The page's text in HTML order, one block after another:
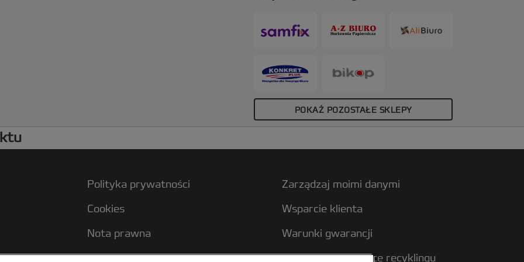
A4. Opakowanie: 50 szt.
POKAŻ POZOSTAŁE SKLEPY
Polityka prywatności
Cookies
Nota prawna
Wydawca strony internetowej
Zarządzaj moimi danymi
Wsparcie klienta
Warunki gwarancji
Wytyczne dotyczące recyklingu